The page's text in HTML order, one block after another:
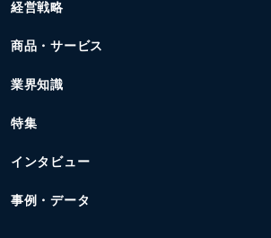
経営戦略
商品・サービス
業界知識
特集
インタビュー
事例・データ